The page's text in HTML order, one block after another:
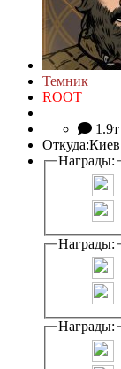
Темник
ROOT
1.9т
Откуда:Киев
Награды:
Награды:
Награды: